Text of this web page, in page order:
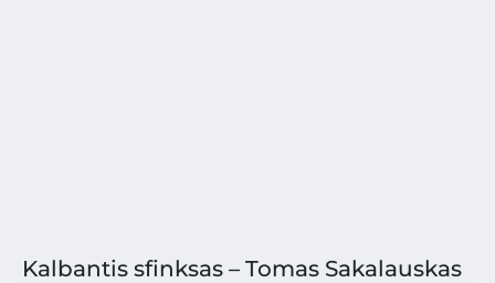
Kalbantis sfinksas – Tomas Sakalauskas